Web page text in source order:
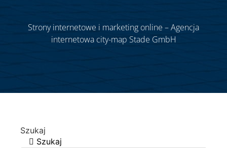
Strony internetowe i marketing online – Agencja
internetowa city-map Stade GmbH
Szukaj
Szukaj